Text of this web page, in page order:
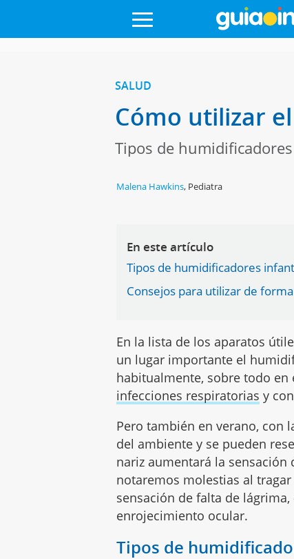
SALUD
Cómo utilizar
Tipos de
Malena Hawkins, Pediatra
En este artículo
Tipos de humidificadores
Consejos para utilizar de
En la lista de los aparatos
un lugar importante el
habitualmente, sobre todo en
infecciones respiratorias y
Pero también en verano, con
del ambiente y se pueden
nariz aumentará la sensación
notaremos molestias al
sensación de falta de
enrojecimiento ocular.
Tipos de